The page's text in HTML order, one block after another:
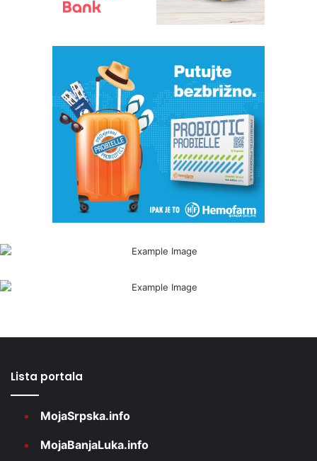
Lista portala
MojaSrpska.info
MojaBanjaLuka.info